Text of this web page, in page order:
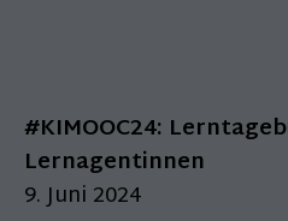
#KIMOOC24:
Lernagentinnen
9. Juni 2024